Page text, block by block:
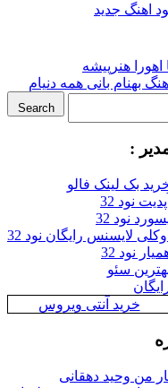
بانی همه دنیام
فالو
رایگان نود 32
آنتی ویروس
دهقانی